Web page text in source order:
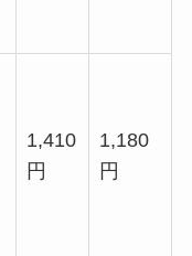
1,410
円
1,180
円